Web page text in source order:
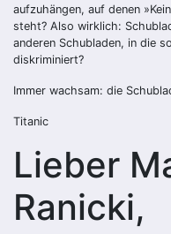
aufzuhängen, auf denen
steht? Also wirklich:
anderen Schubladen, in die
diskriminiert?
Immer wachsam: die
Titanic
Lieber
Ranicki,